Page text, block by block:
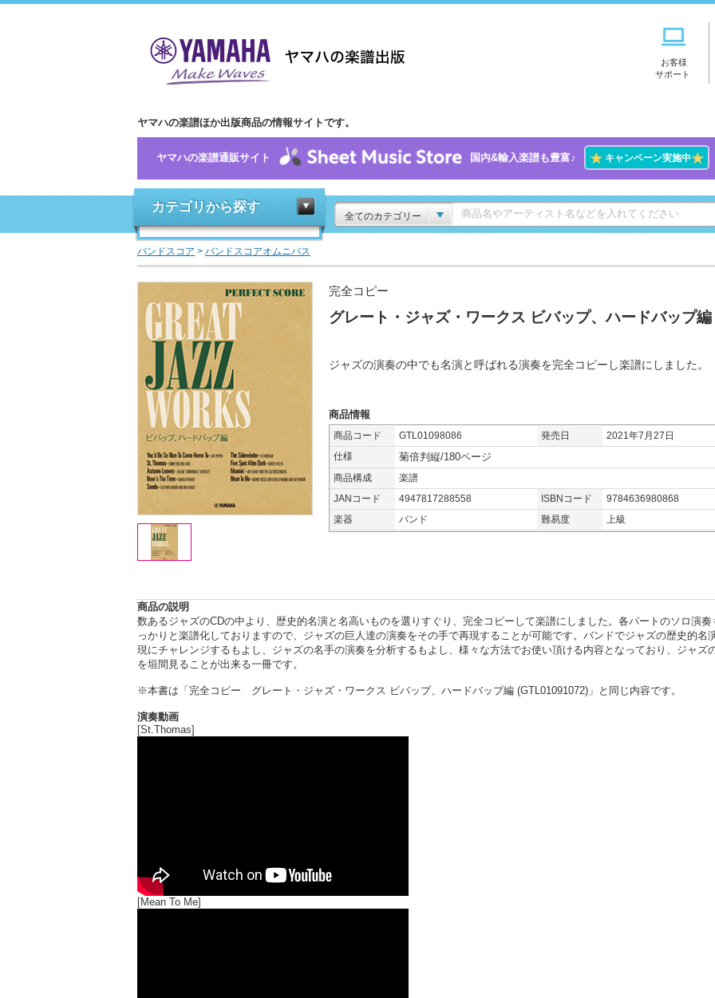
お客様
サポート
ヤマハの楽譜ほか出版商品の情報サイトです。
ヤマハの楽譜通販サイト 国内&輸入楽譜も豊富♪ ★キャンペーン実施中★
カテゴリから探す
全てのカテゴリー
バンドスコア > バンドスコアオムニバス
完全コピー
グレート・ジャズ・ワークス ビバップ、ハードバップ編
ジャズの演奏の中でも名演と呼ばれる演奏を完全コピーし楽譜にしました。
商品情報
商品コード GTL01098086 発売日
2021年7月27日
仕様
菊倍判縦/180ページ
商品構成
楽譜
JANコード
4947817288558 ISBNコード
9784636980868
楽器
バンド 難易度 上級
商品の説明
数あるジャズのCDの中より、歴史的名演と名高いものを選りすぐり、完全コピーして楽譜にしました。各パートのソロ演奏
っかりと楽譜化しておりますので、ジャズの巨人達の演奏をその手で再現することが可能です。バンドでジャズの歴史的名
現にチャレンジするもよし、ジャズの名手の演奏を分析するもよし、様々な方法でお使い頂ける内容となっており、ジャズ
を垣間見ることが出来る一冊です。
※本書は「完全コピー グレート・ジャズ・ワークス ビバップ、ハードバップ編 (GTL01091072)」と同じ内容です。
演奏動画
[St.Thomas]
[Mean To Me]